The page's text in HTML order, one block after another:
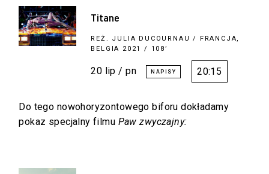
Titane
REŻ. JULIA DUCOURNAU / FRANCJA,
BELGIA 2021 / 108’
20 lip / pn 20:15
Do tego nowohoryzontowego biforu dokładamy
pokaz specjalny filmu Paw zwyczajny: